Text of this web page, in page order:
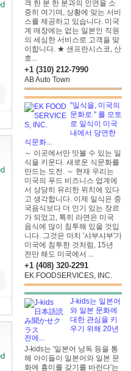
객 한 분 한 분과의 인연을 소
중히 여기며, 상황에 맞는 서비
스를 제공하고 있습니다. 미국
계 매장에는 없는 일본인 직원
의 세심한 서비스로 고객을 맞
이합니다. ★ 샌프란시스코, 산
호...
+1 (310) 212-7990
AB Auto Town
"일식을, 미국의
문화로." 를 모토
로 일식이 미국
내에서 당연한
식문화...
～ 이곳에서만 맛볼 수 있는 일
식을 키운다. 새로운 식문화를
만드는 도전. ～ 현재 우리는
미국의 푸드 비즈니스 업계에
서 상당히 유리한 위치에 있다
고 생각합니다. 이제 일식은 중
국음식보다 더 인기 있는 장르
가 되었고, 특히 라면은 미국
음식에 많이 침투해 있을 것입
니다. 그것은 마치 '샤부샤부'가
미국에 침투한 것처럼, 15년
전만 해도 미국에서 ...
+1 (408) 320-2291
EK FOODSERVICES, INC.
J-kids는 일본어
와 일본 문화에
대한 관심을 키
우기 위해 20년
전에...
J-kids는 '일본어 낭독 등을 통
해 아이들이 일본어와 일본 문
화에 흥미를 갖기를 바란다'는